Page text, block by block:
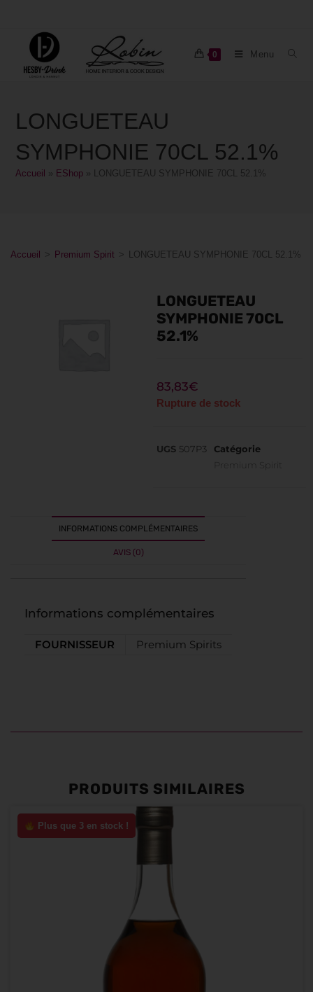
0 Menu
LONGUETEAU
SYMPHONIE 70CL 52.1%
Accueil EShop LONGUETEAU SYMPHONIE 70CL 52.1%
Accueil > Premium Spirit > LONGUETEAU SYMPHONIE 70CL 52.1%
LONGUETEAU
SYMPHONIE 70CL
52.1%
83,83€
Rupture de stock
UGS 507P3
Catégorie
Premium Spirit
INFORMATIONS COMPLÉMENTAIRES
AVIS (0)
Informations complémentaires
FOURNISSEUR Premium Spirits
PRODUITS SIMILAIRES
Plus que 3 en stock !